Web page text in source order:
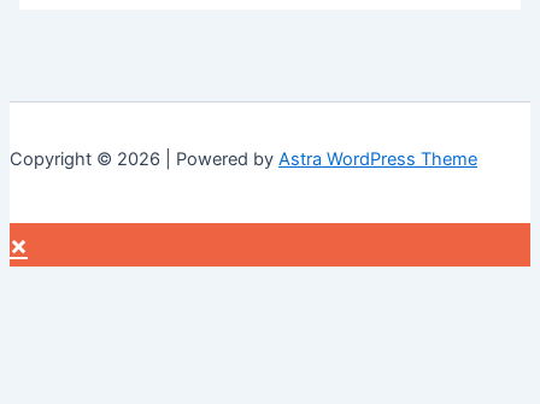
Copyright © 2026 | Powered by Astra WordPress Theme
×